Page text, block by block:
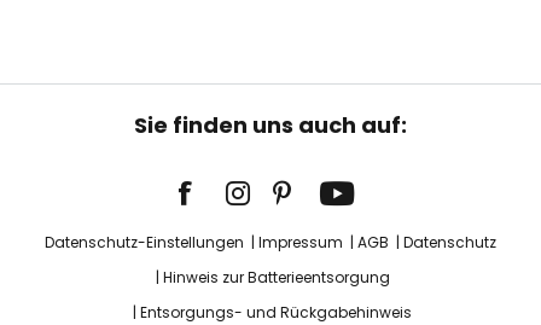
Sie finden uns auch auf:
Datenschutz-Einstellungen Impressum AGB
Datenschutz
Hinweis zur Batterieentsorgung
Entsorgungs- und Rückgabehinweis